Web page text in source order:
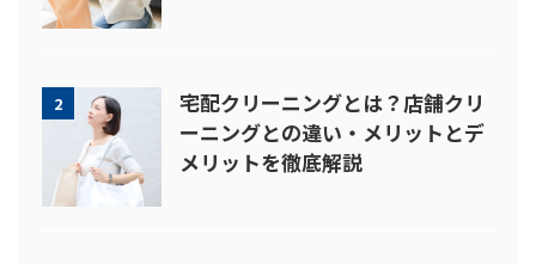
2
宅配クリーニングとは？店舗クリ
ーニングとの違い・メリットとデ
メリットを徹底解説